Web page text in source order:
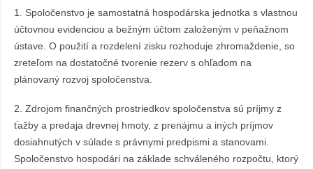
1. Spoločenstvo je samostatná hospodárska jednotka s vlastnou
účtovnou evidenciou a bežným účtom založeným v peňažnom
ústave. O použití a rozdelení zisku rozhoduje zhromaždenie, so
zreteľom na dostatočné tvorenie rezerv s ohľadom na
plánovaný rozvoj spoločenstva.
2. Zdrojom finančných prostriedkov spoločenstva sú príjmy z
ťažby a predaja drevnej hmoty, z prenájmu a iných príjmov
dosiahnutých v súlade s právnymi predpismi a stanovami.
Spoločenstvo hospodári na základe schváleného rozpočtu, ktorý